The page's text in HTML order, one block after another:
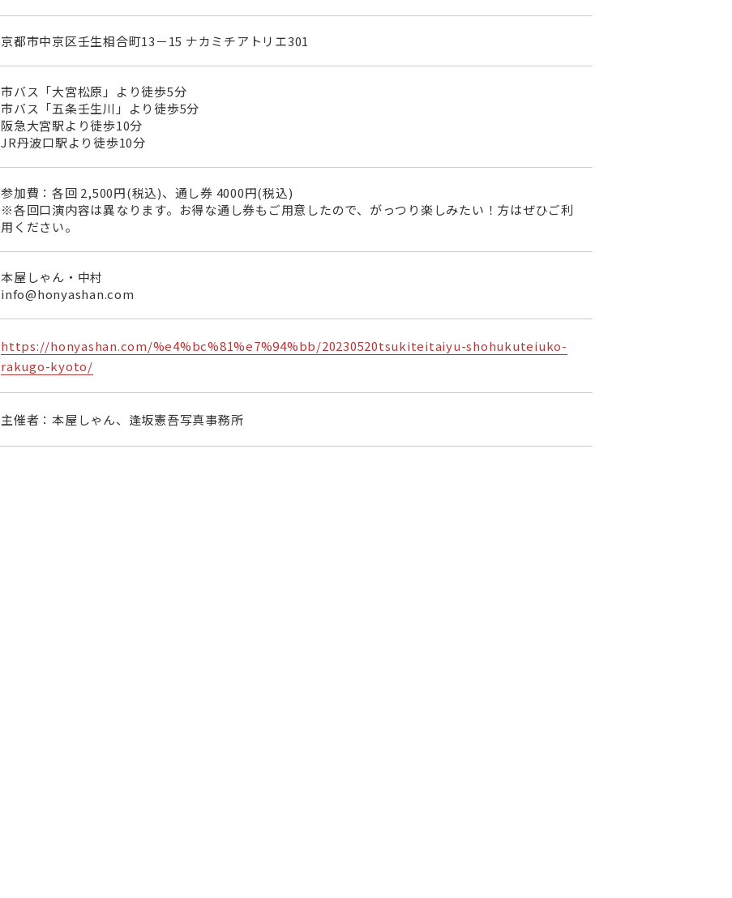
京都市中京区壬生相合町13－15 ナカミチアトリエ301
市バス「大宮松原」より徒歩5分
市バス「五条壬生川」より徒歩5分
阪急大宮駅より徒歩10分
JR丹波口駅より徒歩10分
参加費：各回 2,500円(税込)、通し券 4000円(税込)
※各回口演内容は異なります。お得な通し券もご用意したので、がっつり楽しみたい！方はぜひご利
用ください。
本屋しゃん・中村
info@honyashan.com
https://honyashan.com/%e4%bc%81%e7%94%bb/20230520tsukiteitaiyu-shohukuteiuko-
rakugo-kyoto/
主催者：本屋しゃん、逢坂憲吾写真事務所